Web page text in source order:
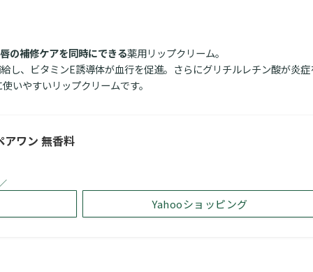
の補修ケアを同時にできる薬用リップクリーム。
し、ビタミンE誘導体が血行を促進。さらにグリチルレチン酸が炎
いやすいリップクリームです。
アワン 無香料
Yahooショッピング